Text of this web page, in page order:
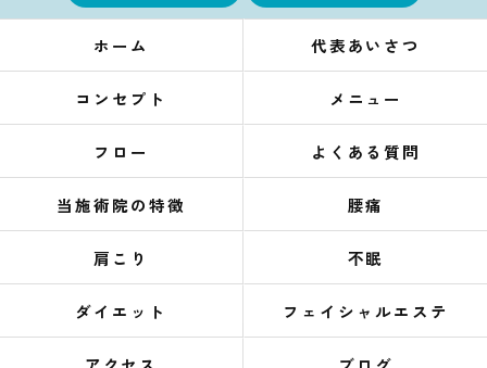
ホーム 代表あいさつ
コンセプト メニュー
フロー よくある質問
当施術院の特徴 腰痛
肩こり 不眠
ダイエット フェイシャルエステ